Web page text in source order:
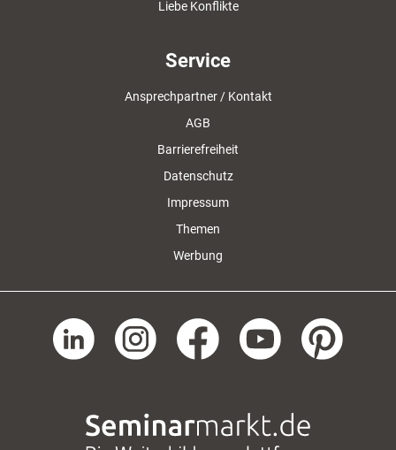
Liebe Konflikte
Service
Ansprechpartner / Kontakt
AGB
Barrierefreiheit
Datenschutz
Impressum
Themen
Werbung